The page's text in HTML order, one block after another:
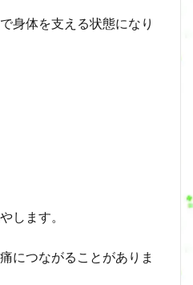
身体を支える状態になり
します。
につながることがありま